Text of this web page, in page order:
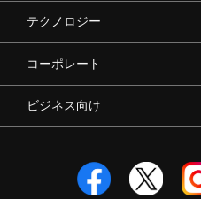
テクノロジー
コーポレート
ビジネス向け